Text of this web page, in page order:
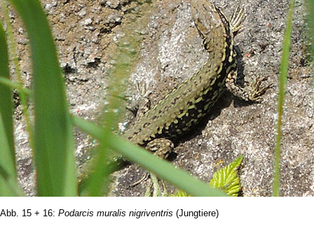
Abb. 15 + 16: Podarcis muralis nigriventris (Jungtiere)